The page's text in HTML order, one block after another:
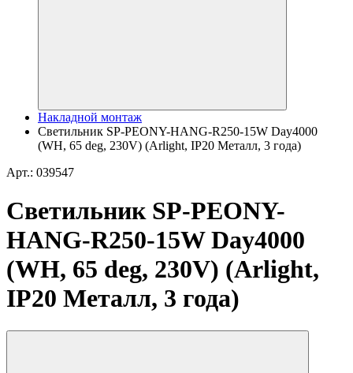
Накладной монтаж
Светильник SP-PEONY-HANG-R250-15W Day4000
(WH, 65 deg, 230V) (Arlight, IP20 Металл, 3 года)
Арт.: 039547
Светильник SP-PEONY-
HANG-R250-15W Day4000
(WH, 65 deg, 230V) (Arlight,
IP20 Металл, 3 года)